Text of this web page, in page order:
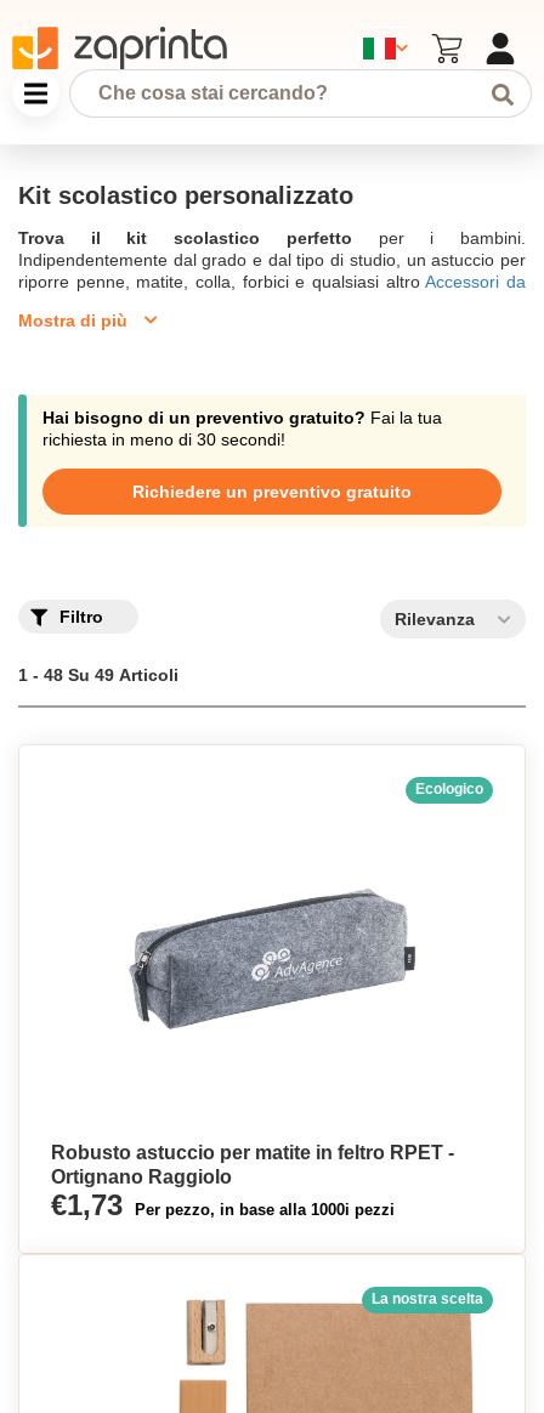
Kit scolastico personalizzato
Trova il kit scolastico perfetto per i bambini.
Indipendentemente dal grado e dal tipo di studio, un astuccio per
riporre penne, matite, colla, forbici e qualsiasi altroAccessori da
scolastico o quando se ne presenta la necessità, scoprite il nostro
grazie alla personalizzazione online. Ordinate 10 pezzi e fatevi
consigliare dal nostro team via e-mail all'indirizzo
support@zaprinta.com, via chat o telefonicamente.
Ideale per la scuola o l'ufficio, create il vostro zaino personalizzato
con nome e cognome o logo. Un regalo perfetto per un bambino!
Mostra di più
Hai bisogno di un preventivo gratuito? Fai la tua
richiesta in meno di 30 secondi!
Richiedere un preventivo gratuito
Filtro Rilevanza
1 - 48 Su 49 Articoli
Ecologico
Robusto astuccio per matite in feltro RPET -
Ortignano Raggiolo
€1,73 Per pezzo, in base alla 1000i pezzi
La nostra scelta